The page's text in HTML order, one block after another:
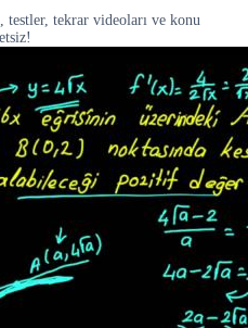
tekrar videoları ve konu